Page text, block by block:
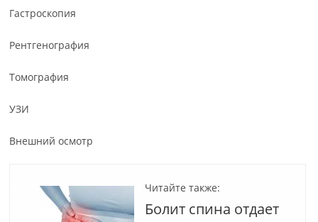
Гастроскопия
Рентгенография
Томография
УЗИ
Внешний осмотр
Читайте также:
Болит спина отдает